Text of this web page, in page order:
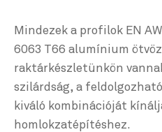
Mindezek a profilok EN
6063 T66 alumínium
raktárkészletünkön
szilárdság, a
kiváló kombinációját
homlokzatépítéshez.